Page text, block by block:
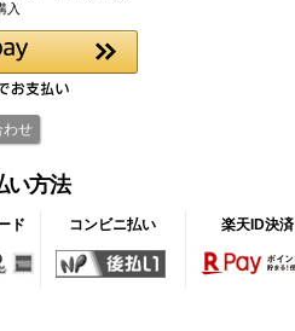
入
わせ
い方法
ド コンビニ払い 楽天ID決済